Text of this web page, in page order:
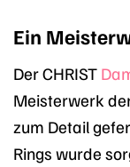
Ein
Der CHRIST
Meisterwerk
zum Detail
Rings wurde